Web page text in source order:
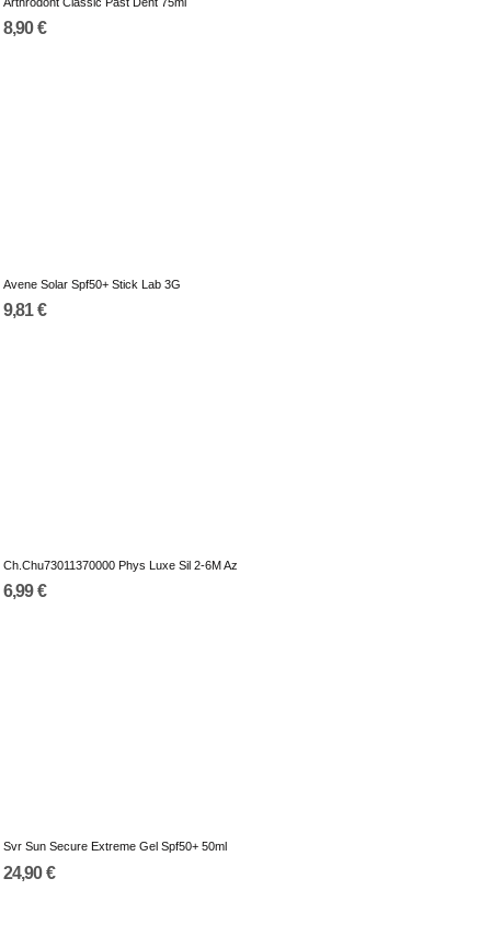
8,90 €
Avene Solar Spf50+ Stick Lab 3G
9,81 €
Ch.Chu73011370000 Phys Luxe Sil 2-6M Az
6,99 €
Svr Sun Secure Extreme Gel Spf50+ 50ml
24,90 €